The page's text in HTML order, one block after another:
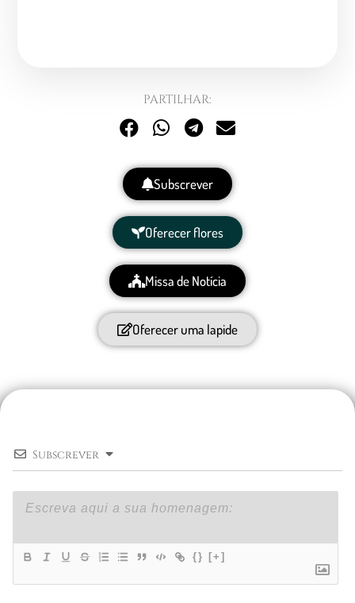
PARTILHAR:
Subscrever
Oferecer flores
Missa de Notícia
Oferecer uma lapide
Subscrever
{} [+]